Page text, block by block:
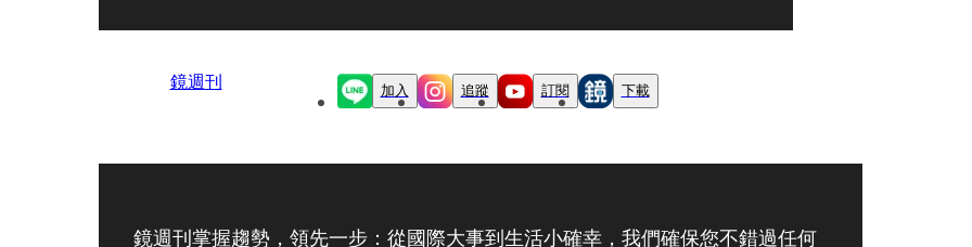
鏡週刊 加入 追蹤 訂閱 下載
鏡週刊掌握趨勢，領先一步：從國際大事到生活小確幸，我們確保您不錯過任何